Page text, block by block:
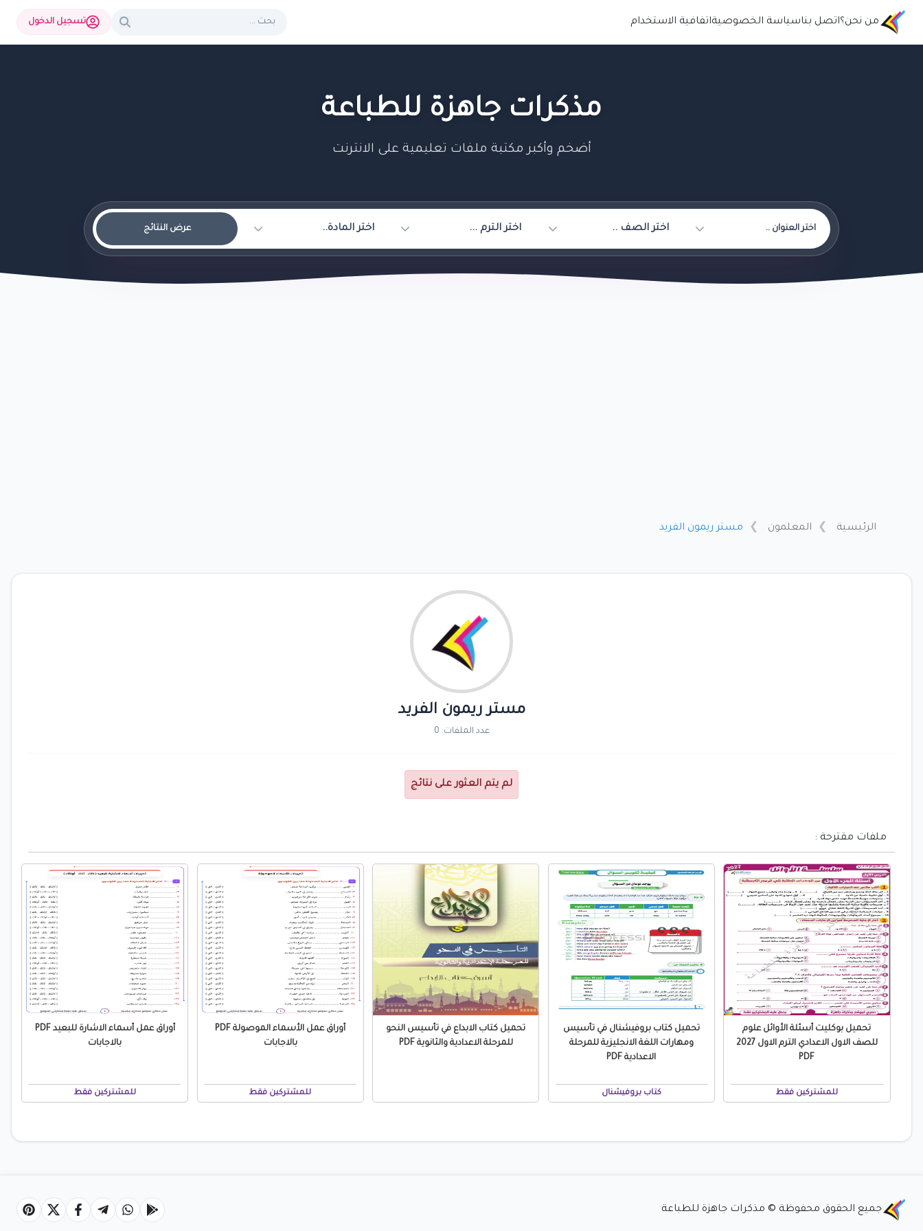
من نحن؟اتصل بناسياسة الخصوصيةاتفافية الاستخدام تسجيل الدخول
مذكرات جاهزة للطباعة
أضخم وأكبر مكتبة ملفات تعليمية على الانترنت
عرض النتائج
الرئيسية المعلمون مستر ريمون الفريد
مستر ريمون الفريد
عدد الملفات: 0
لم يتم العثور على نتائج
ملفات مقترحة :
تحميل بوكليت أسئلة الأوائل علوم
للصف الاول الاعدادي الترم الاول 2027
PDF
للمشتركين فقط
تحميل كتاب بروفيشنال في تأسيس
ومهارات اللغة الانجليزية للمرحلة
الاعدادية PDF
كتاب بروفيشنال
تحميل كتاب الابداع في تأسيس النحو
للمرحلة الاعدادية والثانوية PDF
أوراق عمل الأسماء الموصولة PDF
بالاجابات
للمشتركين فقط
أوراق عمل أسماء الاشارة للبعيد PDF
بالاجابات
للمشتركين فقط
جميع الحقوق محفوظة © مذكرات جاهزة للطباعة